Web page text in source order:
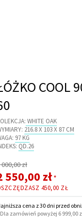
COOL
WHITE OAK
216.8 X 103 X 87 CM
97 KG
QD.26
000,00 zł
550,00 zł *
450,00 ZŁ
cena z 30 dni przed
zamówień powyżej 6 999,00